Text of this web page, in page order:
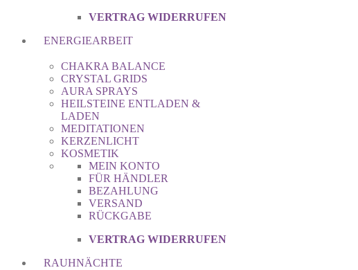
VERTRAG WIDERRUFEN
ENERGIEARBEIT
CHAKRA BALANCE
CRYSTAL GRIDS
AURA SPRAYS
HEILSTEINE ENTLADEN &
LADEN
MEDITATIONEN
KERZENLICHT
KOSMETIK
MEIN KONTO
FÜR HÄNDLER
BEZAHLUNG
VERSAND
RÜCKGABE
VERTRAG WIDERRUFEN
RAUHNÄCHTE